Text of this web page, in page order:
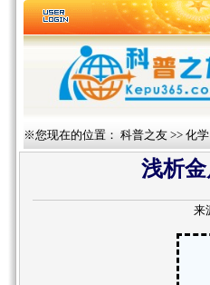
※您现在的位置： 科普之友 >> 化学
浅析
来